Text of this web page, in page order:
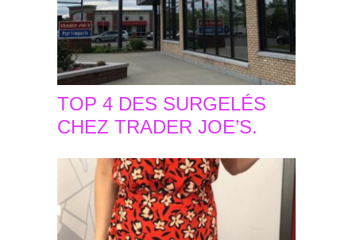
TOP 4 DES SURGELÉS
CHEZ TRADER JOE’S.